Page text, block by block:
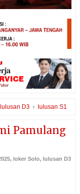
lulusan D3 › lulusan S1
Pamulang
, loker Solo, lulusan D3